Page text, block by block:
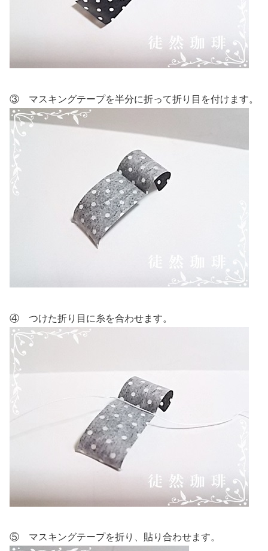
③ マスキングテープを半分に折って折り目を付けます。
④ つけた折り目に糸を合わせます。
⑤ マスキングテープを折り、貼り合わせます。